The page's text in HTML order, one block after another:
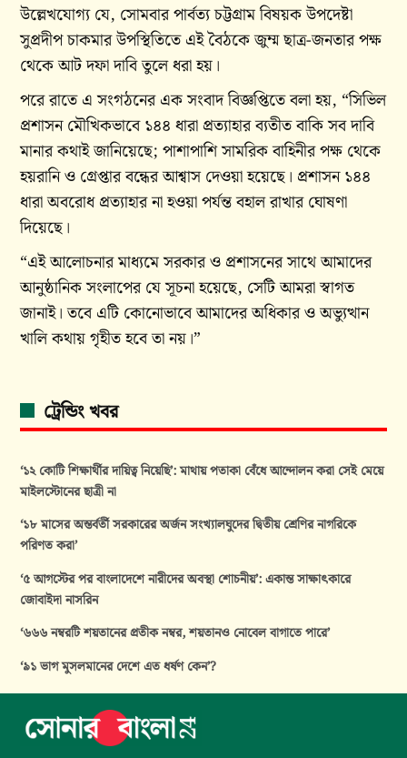
উল্লেখযোগ্য যে, সোমবার পার্বত্য চট্টগ্রাম বিষয়ক উপদেষ্টা
সুপ্রদীপ চাকমার উপস্থিতিতে এই বৈঠকে জুম্ম ছাত্র-জনতার পক্ষ
থেকে আট দফা দাবি তুলে ধরা হয়।
পরে রাতে এ সংগঠনের এক সংবাদ বিজ্ঞপ্তিতে বলা হয়, “সিভিল
প্রশাসন মৌখিকভাবে ১৪৪ ধারা প্রত্যাহার ব্যতীত বাকি সব দাবি
মানার কথাই জানিয়েছে; পাশাপাশি সামরিক বাহিনীর পক্ষ থেকে
হয়রানি ও গ্রেপ্তার বন্ধের আশ্বাস দেওয়া হয়েছে। প্রশাসন ১৪৪
ধারা অবরোধ প্রত্যাহার না হওয়া পর্যন্ত বহাল রাখার ঘোষণা
দিয়েছে।
“এই আলোচনার মাধ্যমে সরকার ও প্রশাসনের সাথে আমাদের
আনুষ্ঠানিক সংলাপের যে সূচনা হয়েছে, সেটি আমরা স্বাগত
জানাই। তবে এটি কোনোভাবে আমাদের অধিকার ও অভ্যুত্থান
খালি কথায় গৃহীত হবে তা নয়।”
ট্রেন্ডিং খবর
‘১২ কোটি শিক্ষার্থীর দায়িত্ব নিয়েছি’: মাথায় পতাকা বেঁধে আন্দোলন করা সেই মেয়ে
মাইলস্টোনের ছাত্রী না
‘১৮ মাসের অন্তর্বর্তী সরকারের অর্জন সংখ্যালঘুদের দ্বিতীয় শ্রেণির নাগরিকে
পরিণত করা’
‘৫ আগস্টের পর বাংলাদেশে নারীদের অবস্থা শোচনীয়’: একান্ত সাক্ষাৎকারে
জোবাইদা নাসরিন
‘৬৬৬ নম্বরটি শয়তানের প্রতীক নম্বর, শয়তানও নোবেল বাগাতে পারে’
‘৯১ ভাগ মুসলমানের দেশে এত ধর্ষণ কেন’?